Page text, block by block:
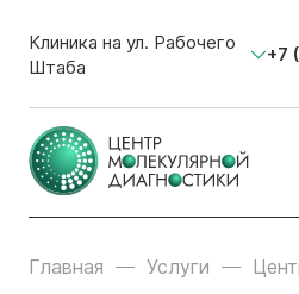
Клиника на ул. Рабочего
Штаба
+7
Главная Услуги